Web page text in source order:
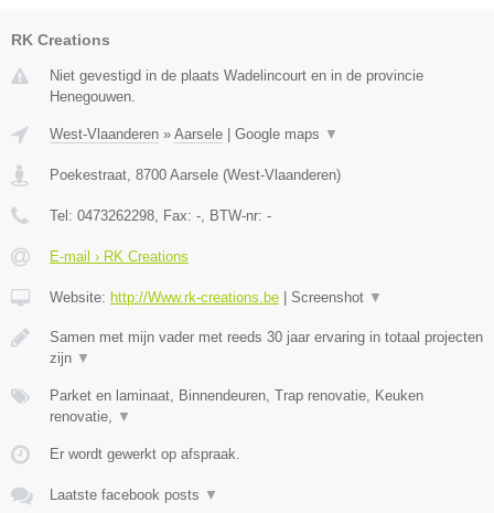
RK Creations
Niet gevestigd in de plaats Wadelincourt en in de provincie
Henegouwen.
West-Vlaanderen » Aarsele Google maps ▼
Poekestraat, 8700 Aarsele (West-Vlaanderen)
Tel: 0473262298, Fax: -, BTW-nr: -
E-mail › RK Creations
Website: http://Www.rk-creations.be Screenshot ▼
Samen met mijn vader met reeds 30 jaar ervaring in totaal projecten
zijn ▼
Parket en laminaat, Binnendeuren, Trap renovatie, Keuken
renovatie, ▼
Er wordt gewerkt op afspraak.
Laatste facebook posts ▼